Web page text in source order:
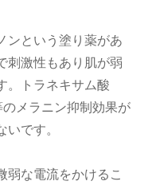
ンという塗り薬があ
刺激性もあり肌が弱
。トラネキサム酸
のメラニン抑制効果が
です。
弱な電流をかけるこ